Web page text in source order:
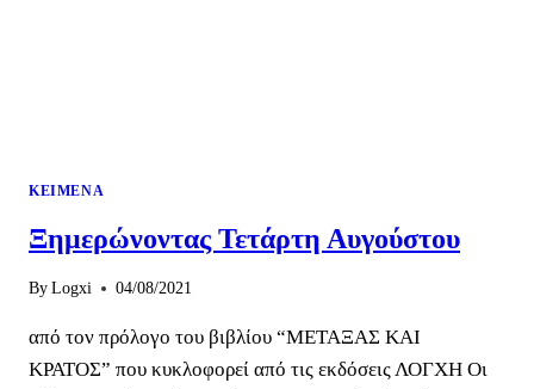
ΚΕΊΜΕΝΑ
Ξημερώνοντας Τετάρτη Αυγούστου
By Logxi 04/08/2021
από τον πρόλογο του βιβλίου “ΜΕΤΑΞΑΣ ΚΑΙ
ΚΡΑΤΟΣ” που κυκλοφορεί από τις εκδόσεις ΛΟΓΧΗ Οι